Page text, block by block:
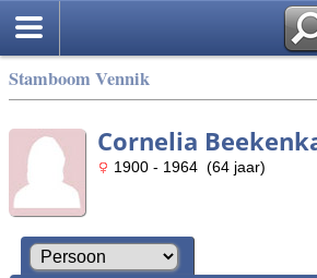
Stamboom Vennik
Cornelia
1900 - 1964 (64 jaar)